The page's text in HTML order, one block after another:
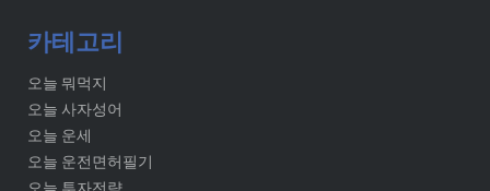
카테고리
오늘 뭐먹지
오늘 사자성어
오늘 운세
오늘 운전면허필기
오늘 투자전략